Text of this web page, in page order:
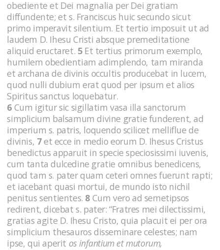
obediente et Dei magnalia per Dei gratiam
diffundente; et s. Franciscus huic secundo sicut
primo imperavit silentium. Et tertio imposuit ut ad
laudem D. Ihesu Cristi absque premeditatione
aliquid eructaret. 5Et tertius primorum exemplo,
humilem obedientiam adimplendo, tam miranda
et archana de divinis occultis producebat in lucem,
quod nulli dubium erat quod per ipsum et alios
Spiritus sanctus loquebatur.
6 Cum igitur sic sigillatim vasa illa sanctorum
simplicium balsamum divine gratie funderent, ad
imperium s. patris, loquendo scilicet melliflue de
divinis, 7et ecce in medio eorum D. Ihesus Cristus
benedictus apparuit in specie speciosissimi iuvenis,
cum tanta dulcedine gratie omnibus benedicens,
quod tam s. pater quam ceteri omnes fuerunt rapti;
et iacebant quasi mortui, de mundo isto nichil
penitus sentientes. 8 Cum vero ad semetipsos
redirent, dicebat s. pater: “Fratres mei dilectissimi,
gratias agite D. Ihesu Cristo, quia placuit ei per ora
simplicium thesauros disseminare celestes; nam
ipse, qui aperit os infantium et mutorum,